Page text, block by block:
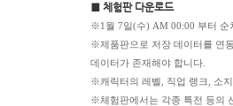
■ 체험판 다운로드
※1월 7일(수) AM 00:00 부터 순
※제품판으로 저장 데이터를 연
데이터가 존재해야 합니다.
※캐릭터의 레벨, 직업 랭크, 소
※체험판에서는 각종 특전 등의